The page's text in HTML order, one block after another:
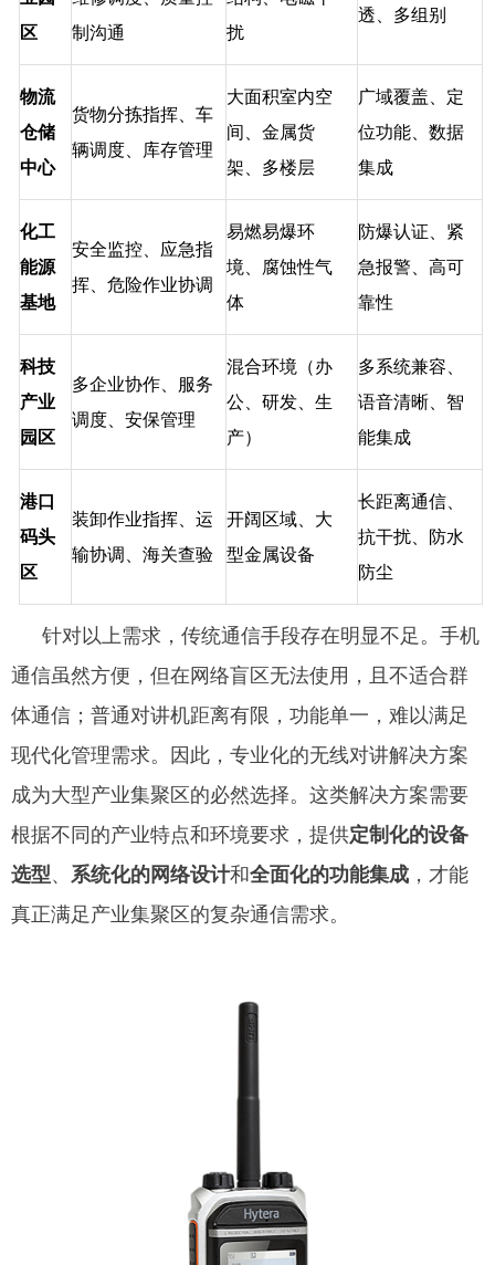
区
制沟通
扰
透、多组别
物流
仓储
中心
货物分拣指挥、车
辆调度、库存管理
大面积室内空
间、金属货
架、多楼层
广域覆盖、定
位功能、数据
集成
化工
能源
基地
安全监控、应急指
挥、危险作业协调
易燃易爆环
境、腐蚀性气
体
防爆认证、紧
急报警、高可
靠性
科技
产业
园区
多企业协作、服务
调度、安保管理
混合环境（办
公、研发、生
产）
多系统兼容、
语音清晰、智
能集成
港口
码头
区
装卸作业指挥、运
输协调、海关查验
开阔区域、大
型金属设备
长距离通信、
抗干扰、防水
防尘
针对以上需求，传统通信手段存在明显不足。手机
通信虽然方便，但在网络盲区无法使用，且不适合群
体通信；普通对讲机距离有限，功能单一，难以满足
现代化管理需求。因此，专业化的无线对讲解决方案
成为大型产业集聚区的必然选择。这类解决方案需要
根据不同的产业特点和环境要求，提供定制化的设备
选型、 系统化的网络设计和全面化的功能集成 ，才能
真正满足产业集聚区的复杂通信需求。